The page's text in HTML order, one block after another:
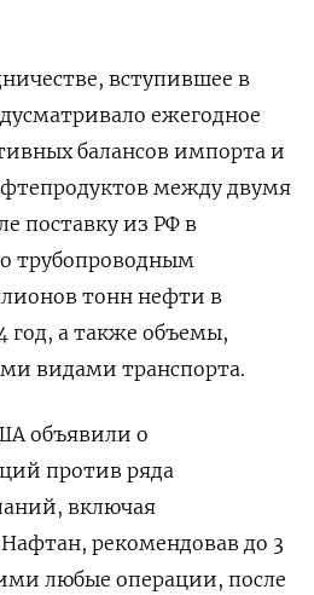
вступившее в
ежегодное
балансов импорта и
между двумя
поставку из РФ в
трубопроводным
тонн нефти в
год, а также объемы,
видами транспорта.
объявили о
против ряда
включая
рекомендовав до 3
любые операции, после